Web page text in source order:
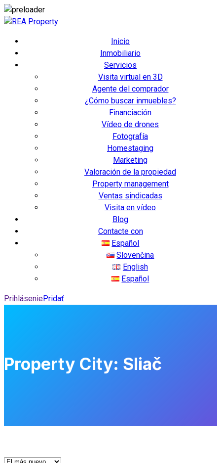
Inicio
Inmobiliario
Servicios
Visita virtual en 3D
Agente del comprador
¿Cómo buscar inmuebles?
Financiación
Vídeo de drones
Fotografía
Homestaging
Marketing
Valoración de la propiedad
Property management
Ventas sindicadas
Visita en vídeo
Blog
Contacte con
Español
Slovenčina
English
Español
PrihláseniePridať
Property City: Sliač